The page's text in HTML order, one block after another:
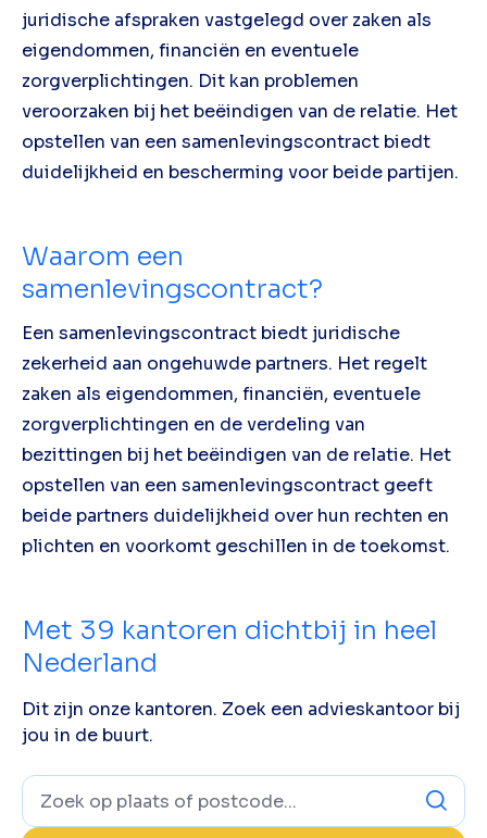
juridische afspraken vastgelegd over zaken als
eigendommen, financiën en eventuele
zorgverplichtingen. Dit kan problemen
veroorzaken bij het beëindigen van de relatie. Het
opstellen van een samenlevingscontract biedt
duidelijkheid en bescherming voor beide partijen.
Waarom een
samenlevingscontract?
Een samenlevingscontract biedt juridische
zekerheid aan ongehuwde partners. Het regelt
zaken als eigendommen, financiën, eventuele
zorgverplichtingen en de verdeling van
bezittingen bij het beëindigen van de relatie. Het
opstellen van een samenlevingscontract geeft
beide partners duidelijkheid over hun rechten en
plichten en voorkomt geschillen in de toekomst.
Met 39 kantoren dichtbij in heel
Nederland
Dit zijn onze kantoren. Zoek een advieskantoor bij
jou in de buurt.